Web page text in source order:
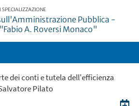
SPECIALIZZAZIONE
Pubblica -
"Fabio A. Roversi Monaco"
dei conti e tutela dell'efficienza
Pilato